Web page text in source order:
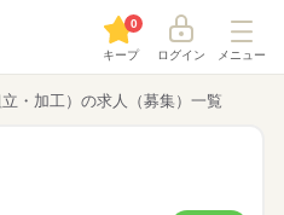
キープ
0
ログイン メニュー
・加工）の求人（募集）一覧